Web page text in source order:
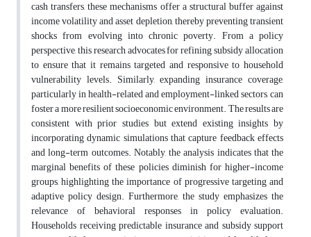
cash transfers, these mechanisms offer a structural buffer against
income volatility and asset depletion, thereby preventing transient
shocks from evolving into chronic poverty. From a policy
perspective, this research advocates for refining subsidy allocation
to ensure that it remains targeted and responsive to household
vulnerability levels. Similarly, expanding insurance coverage,
particularly in health-related and employment-linked sectors, can
foster a more resilient socioeconomic environment. The results are
consistent with prior studies but extend existing insights by
incorporating dynamic simulations that capture feedback effects
and long-term outcomes. Notably, the analysis indicates that the
marginal benefits of these policies diminish for higher-income
groups, highlighting the importance of progressive targeting and
adaptive policy design. Furthermore, the study emphasizes the
relevance of behavioral responses in policy evaluation.
Households receiving predictable insurance and subsidy support